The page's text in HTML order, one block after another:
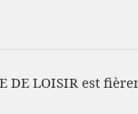
DE LOISIR est